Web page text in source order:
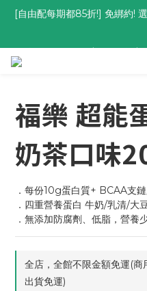
優惠碼<go300> $3,000折
優惠碼<go300> $3,000折
福樂 超能
奶茶口味
．每份10g蛋白質+ BCAA支
．四重營養蛋白 牛奶/乳清/大
．無添加防腐劑、低脂，營養
全店，全館不限金額免運(
出貨免運)